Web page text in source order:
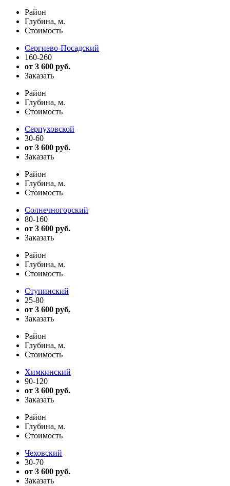
Район
Глубина, м.
Стоимость
Сергиево-Посадский
160-260
от 3 600 руб.
Заказать
Район
Глубина, м.
Стоимость
Серпуховской
30-60
от 3 600 руб.
Заказать
Район
Глубина, м.
Стоимость
Солнечногорский
80-160
от 3 600 руб.
Заказать
Район
Глубина, м.
Стоимость
Ступинский
25-80
от 3 600 руб.
Заказать
Район
Глубина, м.
Стоимость
Химкинский
90-120
от 3 600 руб.
Заказать
Район
Глубина, м.
Стоимость
Чеховский
30-70
от 3 600 руб.
Заказать